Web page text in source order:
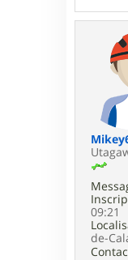
09:21
de-